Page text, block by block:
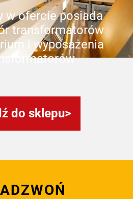
w ofercie posiada
transformatorów
i wyposażenia
do sklepu